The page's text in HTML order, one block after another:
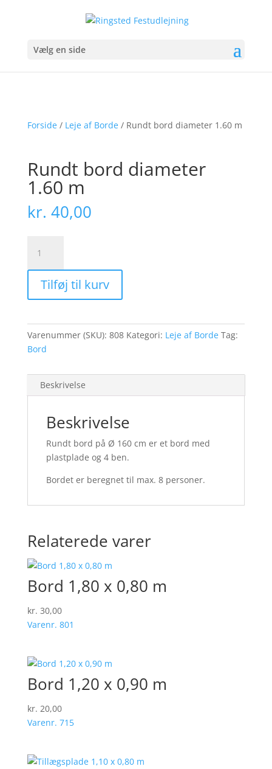
Vælg en side
Forside/ Leje af Borde/ Rundt bord diameter 1.60 m
Rundt bord diameter
1.60 m
kr. 40,00
bord
diameter
1.60
m
Tilføj til kurv
Varenummer (SKU): 808 Kategori: Leje af Borde Tag:
Bord
Beskrivelse
Beskrivelse
Rundt bord på Ø 160 cm er et bord med
plastplade og 4 ben.
Bordet er beregnet til max. 8 personer.
Relaterede varer
Bord 1,80 x 0,80 m
kr. 30,00
Varenr. 801
Bord 1,20 x 0,90 m
kr. 20,00
Varenr. 715